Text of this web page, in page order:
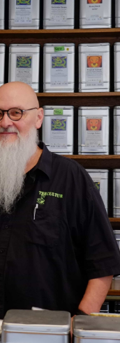
Saison-Tee`s
Aktionstee
Pyramidenbeutel
Zubehör